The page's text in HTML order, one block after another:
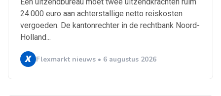
24.000 euro aan achterstallige netto reiskosten
vergoeden. De kantonrechter in de rechtbank Noord-
Holland...
Flexmarkt nieuws • 6 augustus 2026